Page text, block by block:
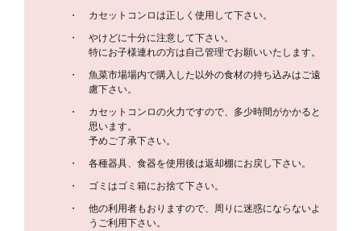
カセットコンロは正しく使用して下さい。
やけどに十分に注意して下さい。
特にお子様連れの方は自己管理でお願いいたします。
魚菜市場場内で購入した以外の食材の持ち込みはご遠
慮下さい。
カセットコンロの火力ですので、多少時間がかかると
思います。
予めご了承下さい。
各種器具、食器を使用後は返却棚にお戻し下さい。
ゴミはゴミ箱にお捨て下さい。
他の利用者もおりますので、周りに迷惑にならないよ
うご利用下さい。